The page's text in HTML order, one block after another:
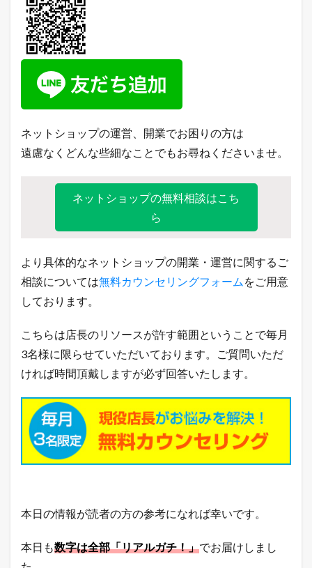
ネットショップの運営、開業でお困りの方は
遠慮なくどんな些細なことでもお尋ねくださいませ。
ネットショップの無料相談はこち
ら
より具体的なネットショップの開業・運営に関するご
相談については無料カウンセリングフォーム をご用意
しております。
こちらは店長のリソースが許す範囲ということで毎月
3名様に限らせていただいております。ご質問いただ
ければ時間頂戴しますが必ず回答いたします。
本日の情報が読者の方の参考になれば幸いです。
本日も数字は全部「リアルガチ！」でお届けしまし